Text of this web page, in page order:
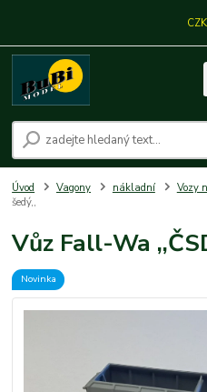
Úvod Vagony nákladní Vozy
šedý,,
Vůz Fall-Wa
Novinka